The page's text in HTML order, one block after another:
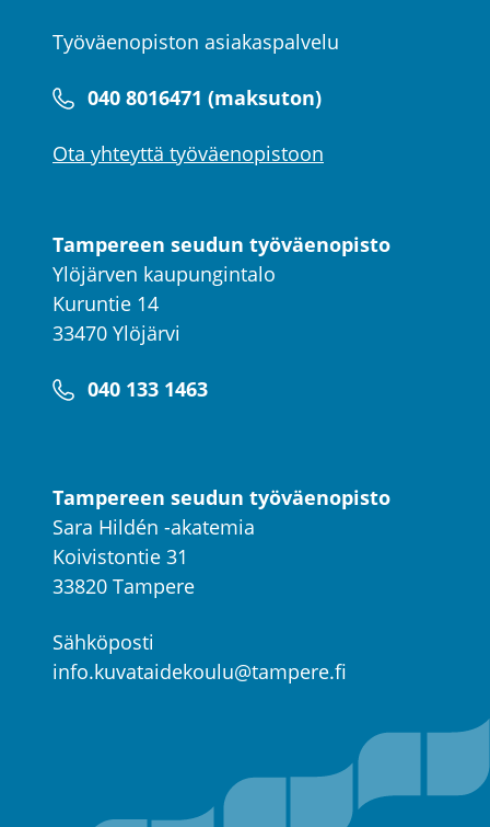
Työväenopiston asiakaspalvelu
040 8016471 (maksuton)
Ota yhteyttä työväenopistoon
Tampereen seudun työväenopisto
Ylöjärven kaupungintalo
Kuruntie 14
33470 Ylöjärvi
040 133 1463
Tampereen seudun työväenopisto
Sara Hildén -akatemia
Koivistontie 31
33820 Tampere
Sähköposti
info.kuvataidekoulu@tampere.fi